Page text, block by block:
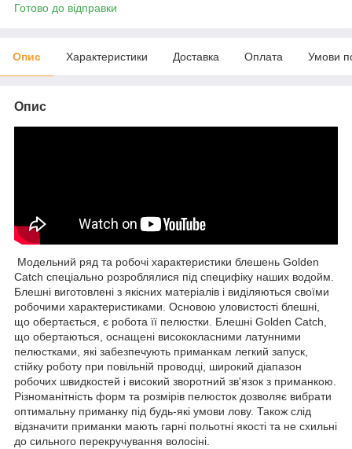
Готово до відправки
Опис Характеристики Доставка Оплата Умови
Опис
Модельний ряд та робочі характеристики блешень Golden
Catch спеціально розроблялися під специфіку наших водойм.
Блешні виготовлені з якісних матеріалів і виділяються своїми
робочими характеристиками. Основою уловистості блешні,
що обертається, є робота її пелюстки. Блешні Golden Catch,
що обертаються, оснащені висококласними латунними
пелюстками, які забезпечують приманкам легкий запуск,
стійку роботу при повільній проводці, широкий діапазон
робочих швидкостей і високий зворотний зв'язок з приманкою.
Різноманітність форм та розмірів пелюсток дозволяє вибрати
оптимальну приманку під будь-які умови лову. Також слід
відзначити приманки мають гарні польотні якості та не схильні
до сильного перекручування волосіні.